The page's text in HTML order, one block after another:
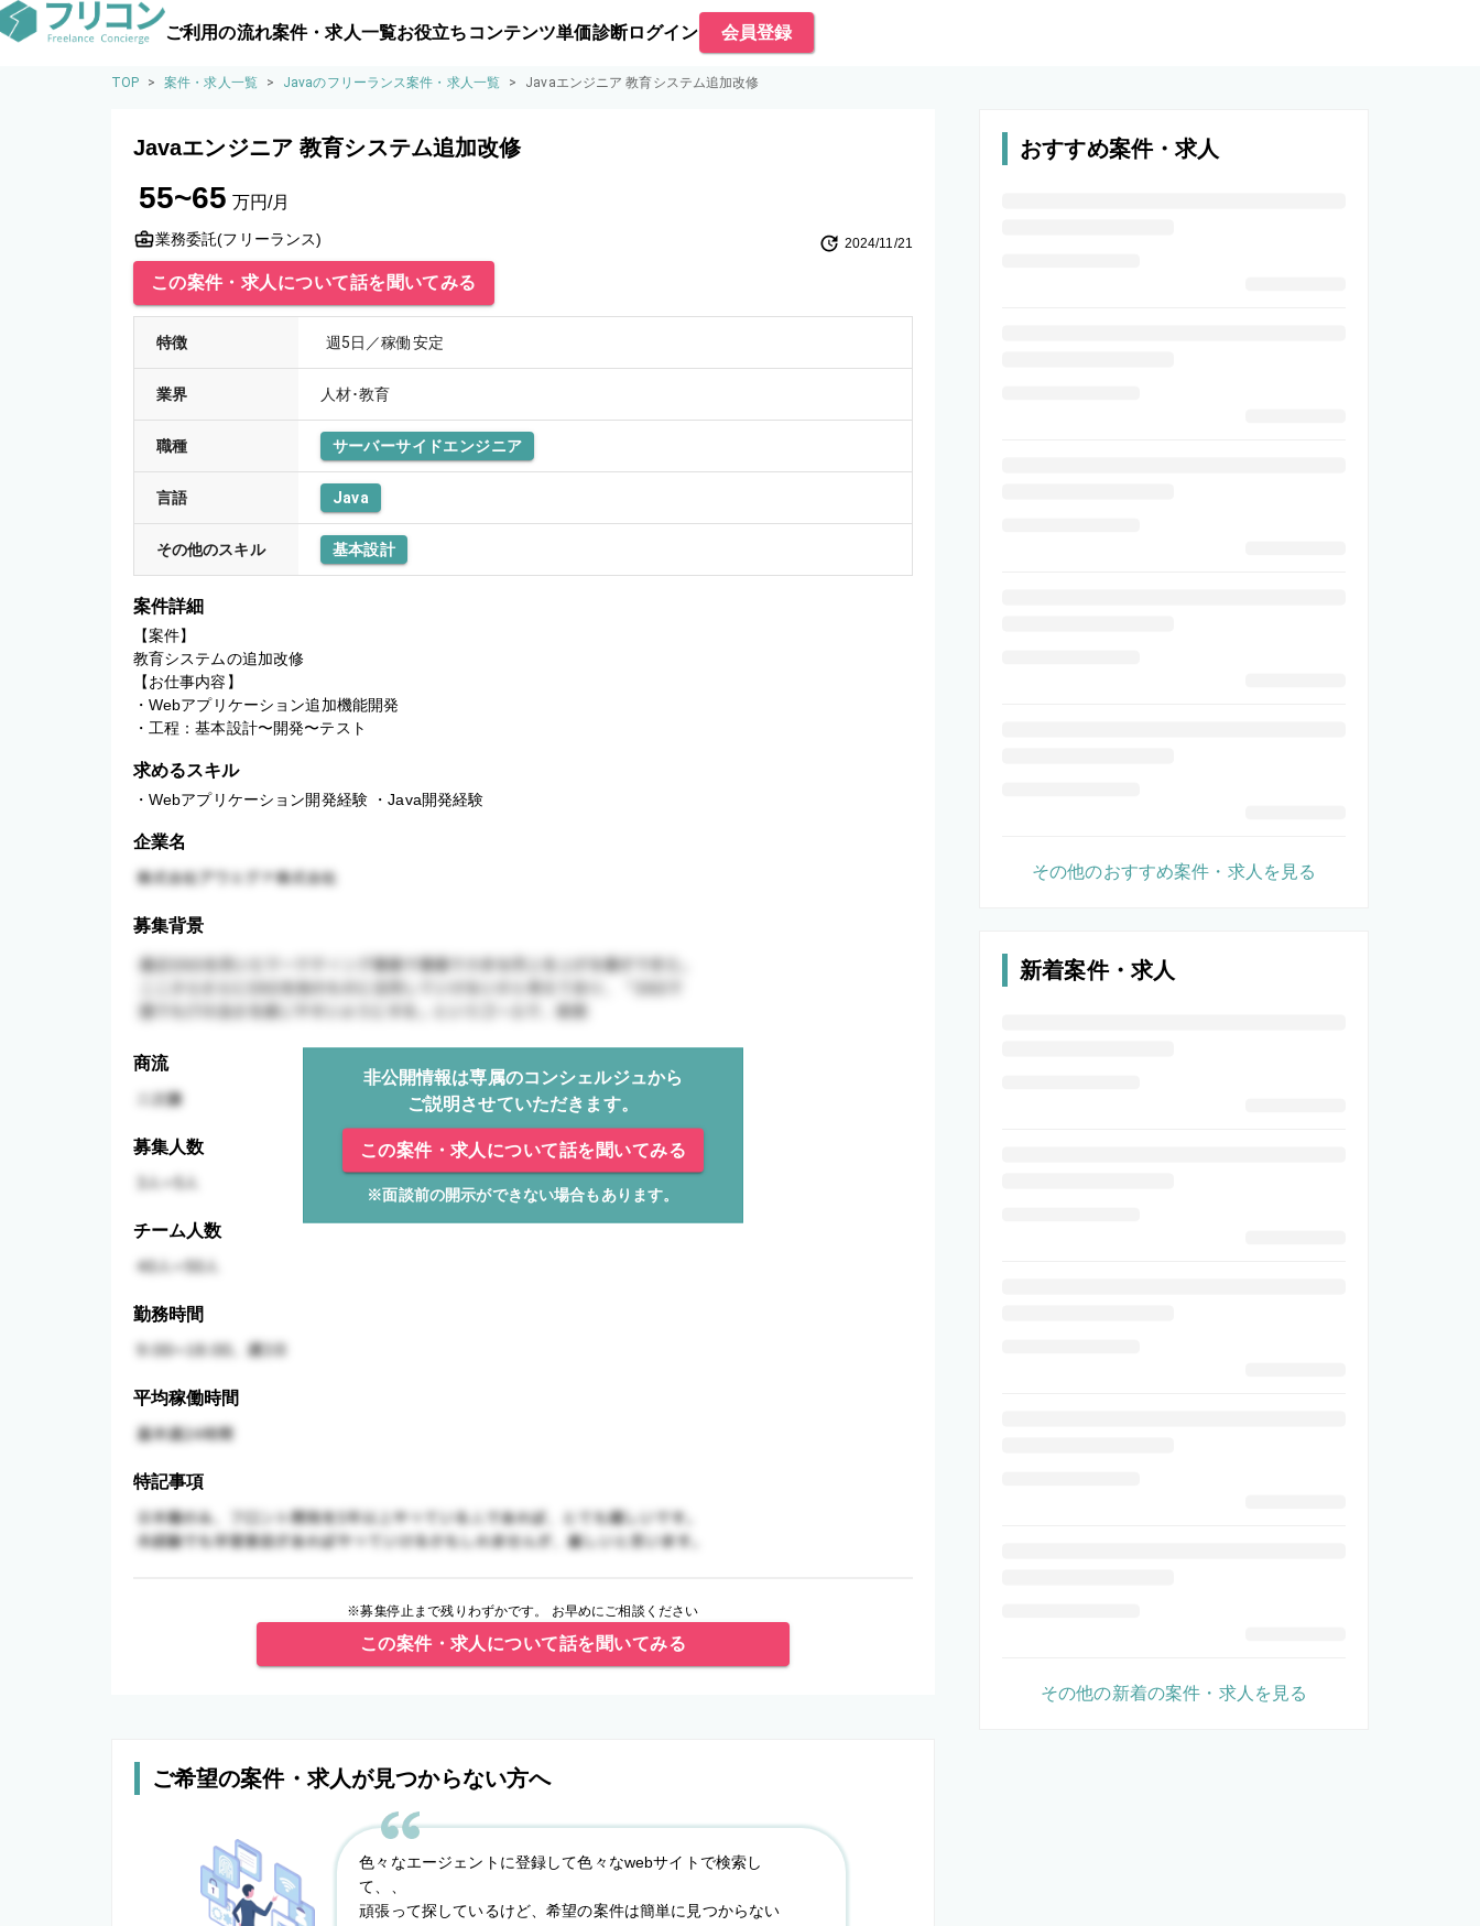
ご利用の流れ案件・求人一覧お役立ちコンテンツ単価診断ログイン 会員登録
TOP > 案件・求人一覧 > Javaのフリーランス案件・求人一覧 > Javaエンジニア 教育システム追加改修
Javaエンジニア 教育システム追加改修
55~65 万円/月
業務委託(フリーランス) 2024/11/21
この案件・求人について話を聞いてみる
特徴 週5日／稼働安定
業界 人材･教育
職種 サーバーサイドエンジニア
言語 Java
その他のスキル 基本設計
案件詳細
【案件】
教育システムの追加改修
【お仕事内容】
・Webアプリケーション追加機能開発
・工程：基本設計〜開発〜テスト
求めるスキル
・Webアプリケーション開発経験 ・Java開発経験
企業名
募集背景
商流
非公開情報は専属のコンシェルジュから
ご説明させていただきます。
この案件・求人について話を聞いてみる
※面談前の開示ができない場合もあります。
募集人数
チーム人数
勤務時間
平均稼働時間
特記事項
※募集停止まで残りわずかです。 お早めにご相談ください
この案件・求人について話を聞いてみる
ご希望の案件・求人が見つからない方へ
色々なエージェントに登録して色々なwebサイトで検索し
て、、
頑張って探しているけど、希望の案件は簡単に見つからない
おすすめ案件・求人
その他のおすすめ案件・求人を見る
新着案件・求人
その他の新着の案件・求人を見る